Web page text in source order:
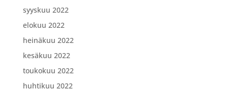
syyskuu 2022
elokuu 2022
heinäkuu 2022
kesäkuu 2022
toukokuu 2022
huhtikuu 2022